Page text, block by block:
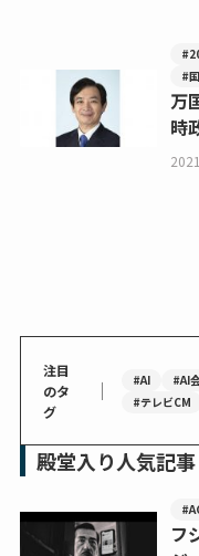
#
万
時
注目
のタ
グ
｜ #AI #AI
#テレビCM
殿堂入り人気記事
フ